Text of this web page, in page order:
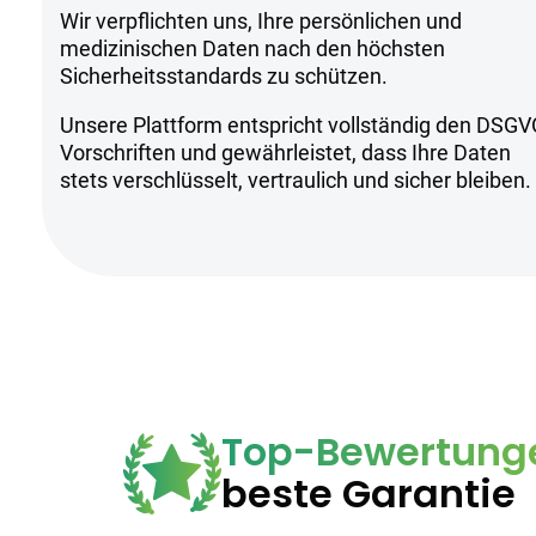
Kühl und trocken lagern, fern von
Anwendung unter ärztlicher
Geeignet für sowohl erfahrene als
Wir verpflichten uns, Ihre persönlichen und
medizinischen Daten nach den höchsten
Sicherheitsstandards zu schützen.
Unsere Plattform entspricht vollständig den
Vorschriften und gewährleistet, dass Ihre Daten
stets verschlüsselt, vertraulich und sicher bleiben.
Top-
beste Garantie